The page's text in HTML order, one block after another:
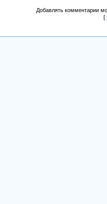
Добавлять комментарии
[